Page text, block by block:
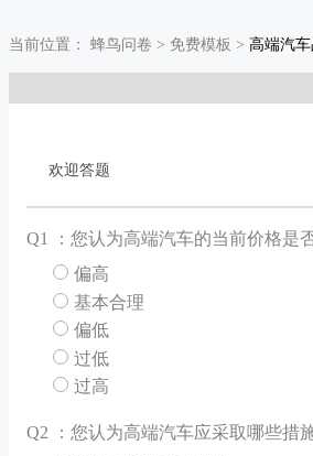
当前位置： 蜂鸟问卷 > 免费模板 > 高端汽
欢迎答题
Q1 ：您认为高端汽车的当前价格是
偏高
基本合理
偏低
过低
过高
Q2 ：您认为高端汽车应采取哪些措